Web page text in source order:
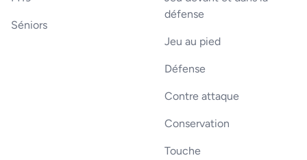
Séniors
défense
Jeu au pied
Défense
Contre attaque
Conservation
Touche